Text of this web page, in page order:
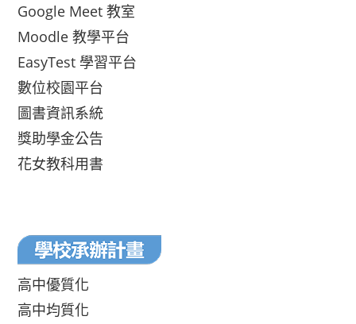
Google Meet 教室
Moodle 教學平台
EasyTest 學習平台
數位校園平台
圖書資訊系統
獎助學金公告
花女教科用書
高中優質化
高中均質化